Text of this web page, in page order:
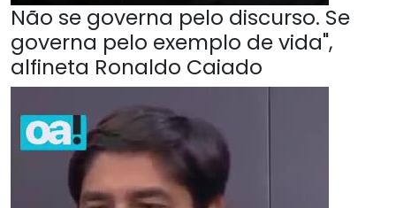
Não se governa pelo discurso. Se
governa pelo exemplo de vida",
alfineta Ronaldo Caiado